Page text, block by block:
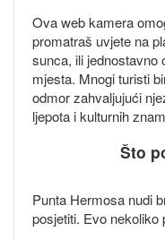
Ova web kamera
promatraš uvjete na
sunca, ili jednostavno
mjesta. Mnogi turisti
odmor zahvaljujući
ljepota i kulturnih
Što
Punta Hermosa nudi
posjetiti. Evo nekoliko